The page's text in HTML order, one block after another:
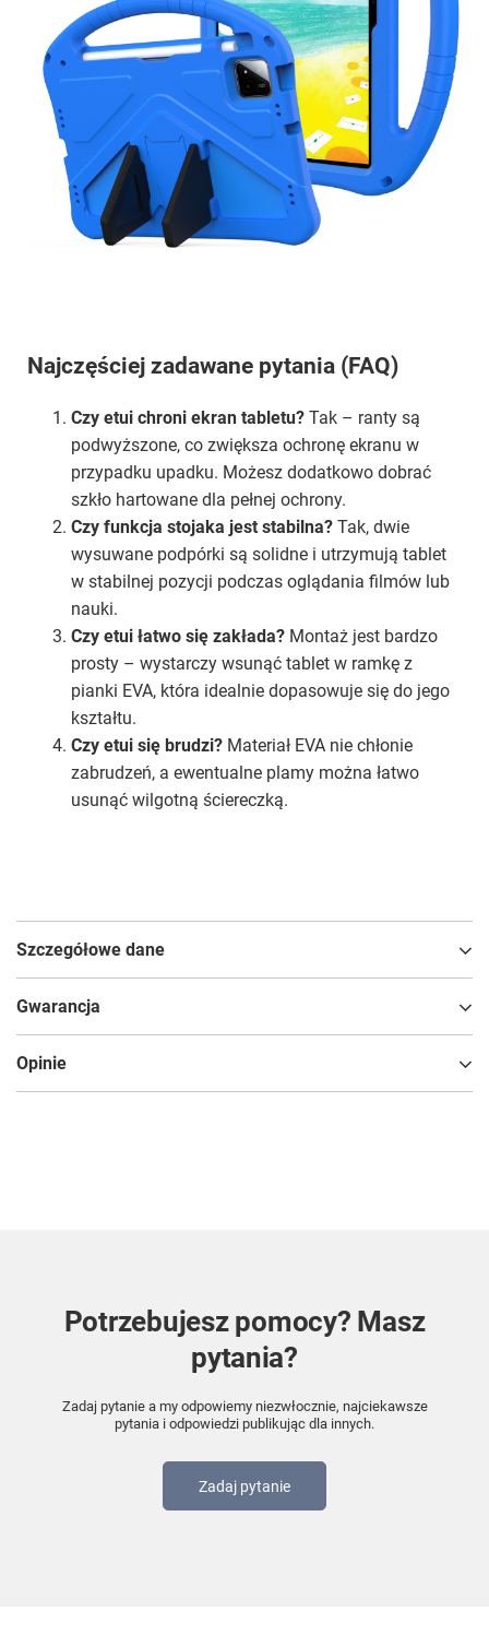
Najczęściej zadawane pytania (FAQ)
Czy etui chroni ekran tabletu? Tak – ranty są
podwyższone, co zwiększa ochronę ekranu w
przypadku upadku. Możesz dodatkowo dobrać
szkło hartowane dla pełnej ochrony.
Czy funkcja stojaka jest stabilna? Tak, dwie
wysuwane podpórki są solidne i utrzymują tablet
w stabilnej pozycji podczas oglądania filmów lub
nauki.
Czy etui łatwo się zakłada? Montaż jest bardzo
prosty – wystarczy wsunąć tablet w ramkę z
pianki EVA, która idealnie dopasowuje się do jego
kształtu.
Czy etui się brudzi? Materiał EVA nie chłonie
zabrudzeń, a ewentualne plamy można łatwo
usunąć wilgotną ściereczką.
Szczegółowe dane
Gwarancja
Opinie
Potrzebujesz pomocy? Masz
pytania?
Zadaj pytanie a my odpowiemy niezwłocznie, najciekawsze
pytania i odpowiedzi publikując dla innych.
Zadaj pytanie